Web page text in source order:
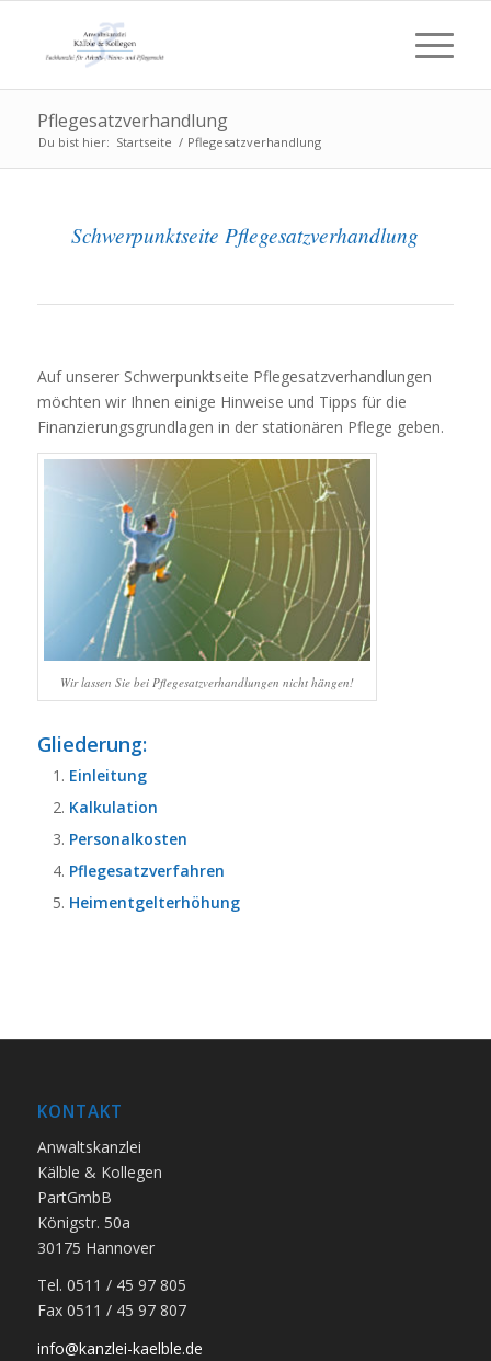
Pflegesatzverhandlung
Du bist hier: Startseite / Pflegesatzverhandlung
Schwerpunktseite Pflegesatzverhandlung
Auf unserer Schwerpunktseite Pflegesatzverhandlungen
möchten wir Ihnen einige Hinweise und Tipps für die
Finanzierungsgrundlagen in der stationären Pflege geben.
Wir lassen Sie bei Pflegesatzverhandlungen nicht hängen!
Gliederung:
Einleitung
Kalkulation
Personalkosten
Pflegesatzverfahren
Heimentgelterhöhung
KONTAKT
Anwaltskanzlei
Kälble & Kollegen
PartGmbB
Königstr. 50a
30175 Hannover
Tel. 0511 / 45 97 805
Fax 0511 / 45 97 807
info@kanzlei-kaelble.de